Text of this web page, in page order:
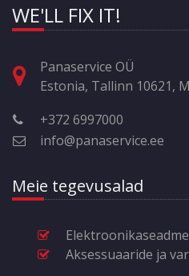
WE'LL FIX IT!
Panaservice OÜ
Estonia, Tallinn 10621,
+372 6997000
info@panaservice.ee
Meie tegevusalad
Aksessuaaride ja